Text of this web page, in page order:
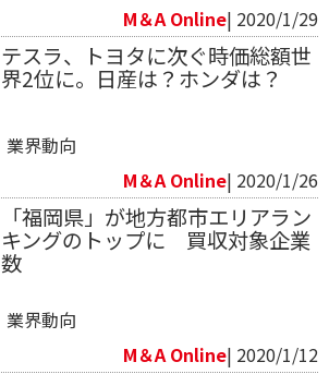
M＆A Online| 2020/1/29
テスラ、トヨタに次ぐ時価総額世
界2位に。日産は？ホンダは？
業界動向
M＆A Online| 2020/1/26
「福岡県」が地方都市エリアラン
キングのトップに 買収対象企業
数
業界動向
M＆A Online| 2020/1/12